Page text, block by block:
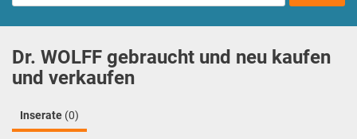
Dr. WOLFF gebraucht und neu kaufen
und verkaufen
Inserate (0)